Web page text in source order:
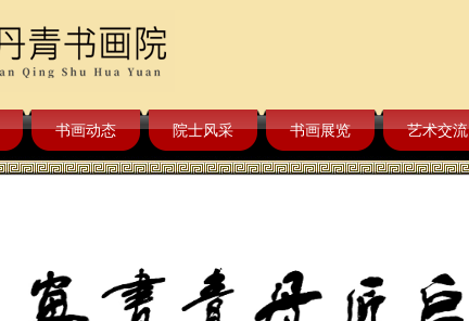
书画动态 院士风采 书画展览 艺术交流